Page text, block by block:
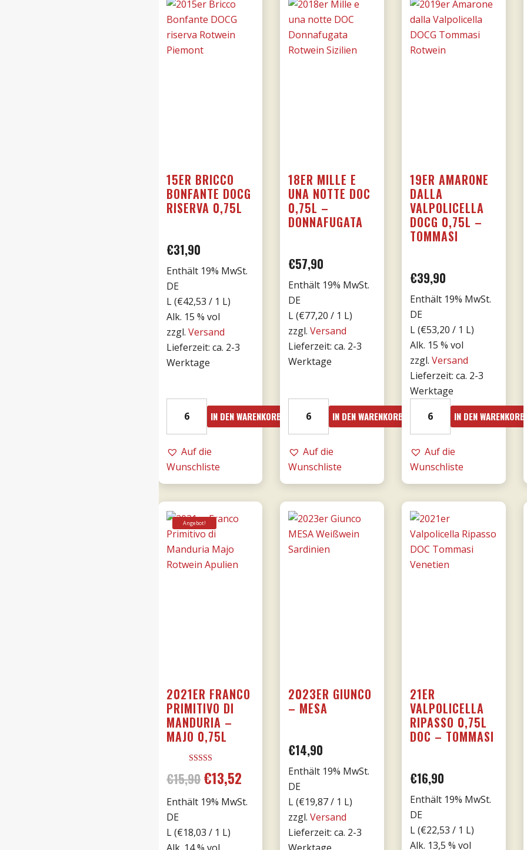
15ER BRICCO
BONFANTE DOCG
RISERVA 0,75L
€31,90
Enthält 19% MwSt.
DE
L (€42,53 / 1 L)
Alk. 15 % vol
zzgl.Versand
Lieferzeit: ca. 2-3
Werktage
Bricco
Bonfante
DOCG
riserva
0,75l
IN DEN WARENKORB
Auf die
Wunschliste
18ER MILLE E
UNA NOTTE DOC
0,75L –
DONNAFUGATA
€57,90
Enthält 19% MwSt.
DE
L (€77,20 / 1 L)
zzgl.Versand
Lieferzeit: ca. 2-3
Werktage
Mille
e
una
notte
DOC
-
Donnafugata
Menge
IN DEN WARENKORB
Auf die
Wunschliste
19ER AMARONE
DALLA
VALPOLICELLA
DOCG 0,75L –
TOMMASI
€39,90
Enthält 19% MwSt.
DE
L (€53,20 / 1 L)
Alk. 15 % vol
zzgl. Versand
Lieferzeit: ca. 2-3
Werktage
Amarone
dalla
Valpolicella
DOCG
0,75l
Tommasi
Menge
IN DEN WARENKORB
Auf die
Wunschliste
Angebot!
2021ER FRANCO
PRIMITIVO DI
MANDURIA –
MAJO 0,75L
5.00
von 5
€15,90 Ursprünglicher
Preis
war:
€13,52
Preis
Enthält 19% MwSt.
DE
L (€18,03 / 1 L)
2023ER GIUNCO
– MESA
€14,90
Enthält 19% MwSt.
DE
L (€19,87/ 1 L)
zzgl.Versand
Lieferzeit: ca. 2-3
21ER
VALPOLICELLA
RIPASSO 0,75L
DOC – TOMMASI
€16,90
Enthält 19% MwSt.
DE
L (€22,53 / 1 L)
Alk. 13,5 % vol